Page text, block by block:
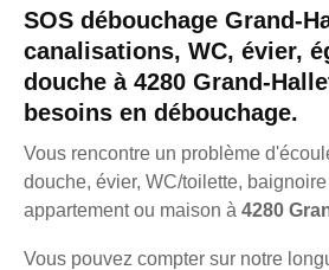
SOS débouchage Grand-
canalisations, WC, évier,
douche à 4280 Grand-
besoins en débouchage.
Vous rencontre un problème
douche, évier, WC/toilette,
appartement ou maison à 4280
Vous pouvez compter sur notre